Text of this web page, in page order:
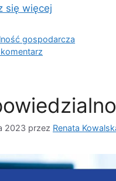
się więcej
gospodarcza
2023 przez Renata